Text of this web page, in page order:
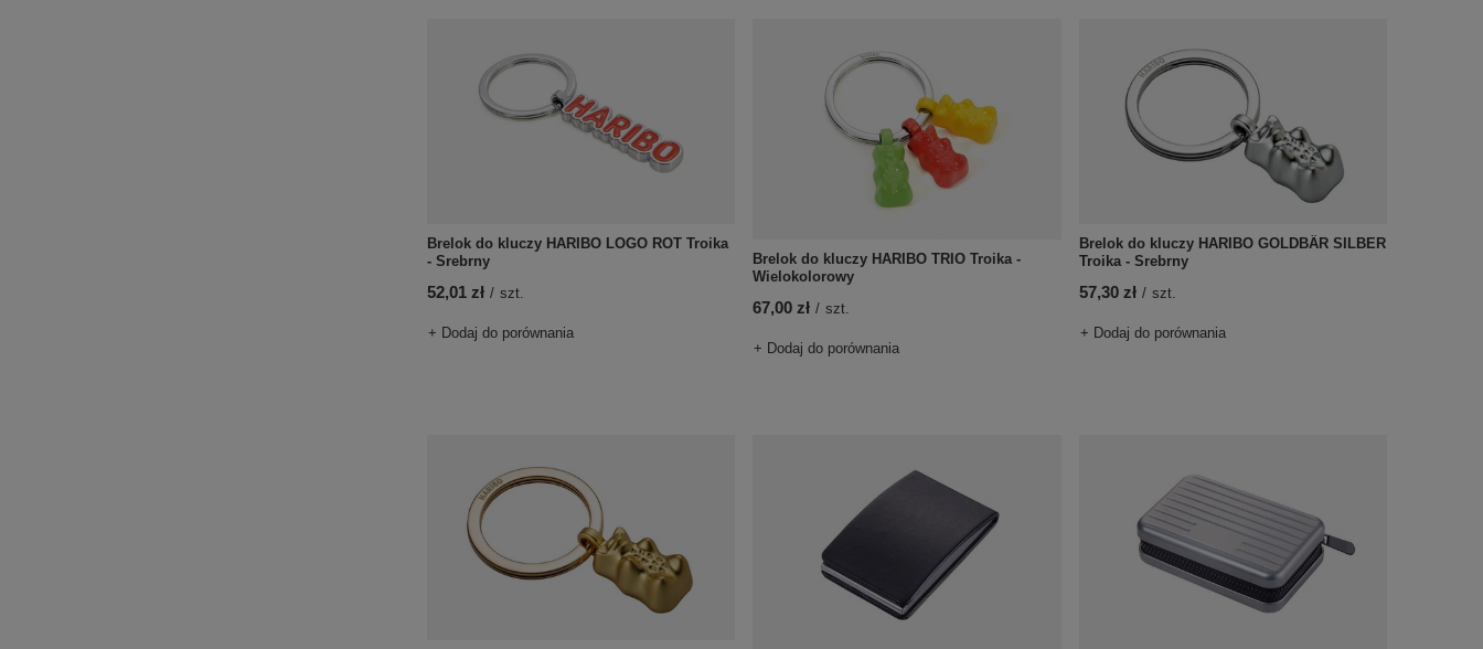
Brelok do kluczy HARIBO LOGO ROT Troika
- Srebrny
52,01 zł / szt.
+ Dodaj do porównania
Brelok do kluczy HARIBO TRIO Troika -
Wielokolorowy
67,00 zł / szt.
+ Dodaj do porównania
Brelok do kluczy HARIBO GOLDBÄR SILBER
Troika - Srebrny
57,30 zł / szt.
+ Dodaj do porównania